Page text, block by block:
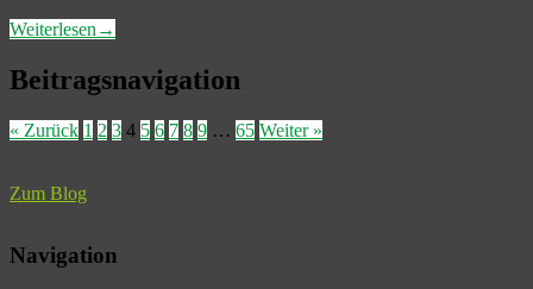
Weiterlesen →
Beitragsnavigation
« Zurück 1 2 3 4 5 6 7 8 9 … 65 Weiter »
Zum Blog
Navigation